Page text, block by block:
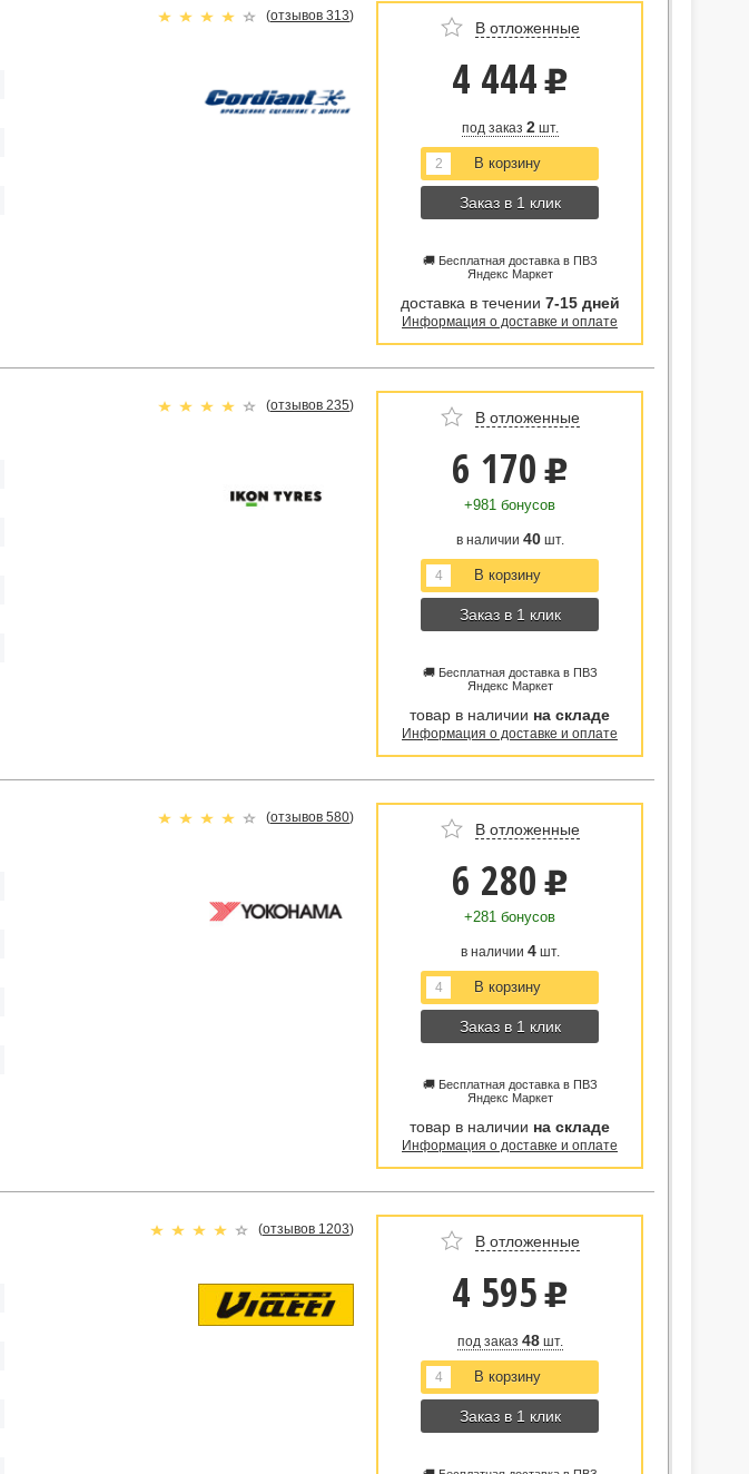
(отзывов 313)
В отложенные
4 444 u
под заказ 2шт.
Заказ в 1 клик
🚚 Бесплатная доставка в ПВЗ
Яндекс Маркет
доставка в течении 7-15 дней
Информация о доставке и оплате
(отзывов 235)
В отложенные
6 170 u
+981 бонусов
в наличии 40шт.
Заказ в 1 клик
🚚 Бесплатная доставка в ПВЗ
Яндекс Маркет
товар в наличии на складе
Информация о доставке и оплате
(отзывов 580)
В отложенные
6 280 u
+281 бонусов
в наличии 4шт.
Заказ в 1 клик
🚚 Бесплатная доставка в ПВЗ
Яндекс Маркет
товар в наличии на складе
Информация о доставке и оплате
(отзывов 1203)
В отложенные
4 595 u
под заказ 48шт.
Заказ в 1 клик